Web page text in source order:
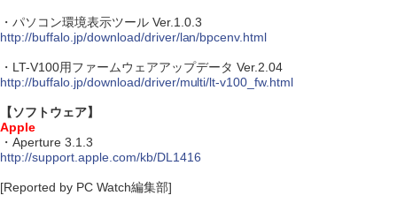
・パソコン環境表示ツール Ver.1.0.3
http://buffalo.jp/download/driver/lan/bpcenv.html
・LT-V100用ファームウェアアップデータ Ver.2.04
http://buffalo.jp/download/driver/multi/lt-v100_fw.html
【ソフトウェア】
Apple
・Aperture 3.1.3
http://support.apple.com/kb/DL1416
[Reported by PC Watch編集部]